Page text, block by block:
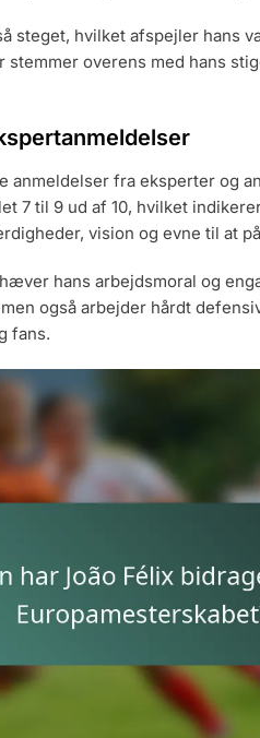
steget, hvilket afspejler hans
stemmer overens med hans
anmeldelser fra eksperter og
7 til 9 ud af 10, hvilket
vision og evne til at
hans arbejdsmoral og
også arbejder hårdt
fans.